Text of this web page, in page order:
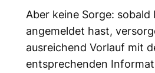
Aber keine Sorge: sobald
angemeldet hast,
ausreichend Vorlauf mit
entsprechenden